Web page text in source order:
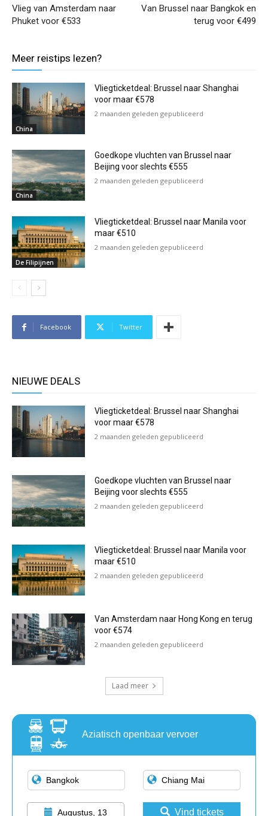
Vlieg van Amsterdam naar
Phuket voor €533
Van Brussel naar Bangkok en
terug voor €499
Meer reistips lezen?
China
Vliegticketdeal: Brussel naar Shanghai
voor maar €578
2 maanden geleden gepubliceerd
China
Goedkope vluchten van Brussel naar
Beijing voor slechts €555
2 maanden geleden gepubliceerd
De Filipijnen
Vliegticketdeal: Brussel naar Manila voor
maar €510
2 maanden geleden gepubliceerd
Facebook Twitter
NIEUWE DEALS
Vliegticketdeal: Brussel naar Shanghai
voor maar €578
2 maanden geleden gepubliceerd
Goedkope vluchten van Brussel naar
Beijing voor slechts €555
2 maanden geleden gepubliceerd
Vliegticketdeal: Brussel naar Manila voor
maar €510
2 maanden geleden gepubliceerd
Van Amsterdam naar Hong Kong en terug
voor €574
2 maanden geleden gepubliceerd
Laad meer
Aziatisch openbaar vervoer
Augustus, 13 Vind tickets